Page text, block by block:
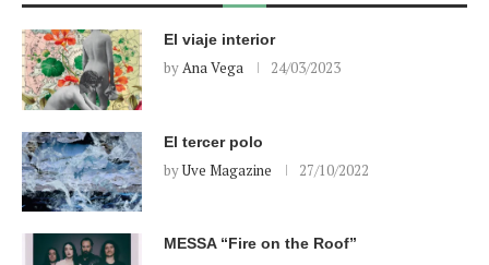
El viaje interior
byAna Vega 24/03/2023
El tercer polo
byUve Magazine 27/10/2022
MESSA “Fire on the Roof”